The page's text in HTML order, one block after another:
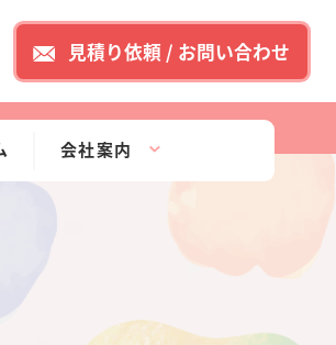
見積り依頼 / お問い合わせ
会社案内